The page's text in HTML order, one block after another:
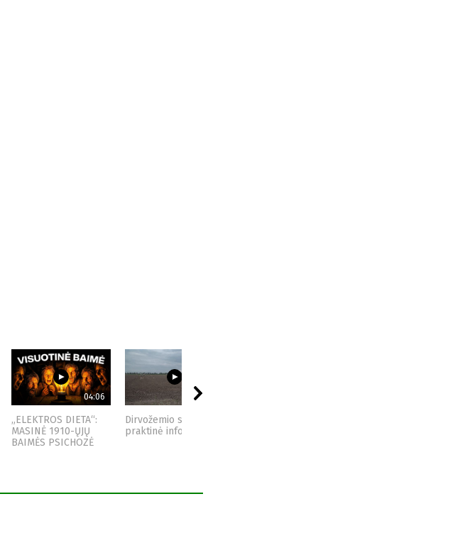
04:06
„ELEKTROS DIETA“:
MASINĖ 1910-ŲJŲ
BAIMĖS PSICHOZĖ
03:23
Dirvožemio sveikata -
praktinė informacija